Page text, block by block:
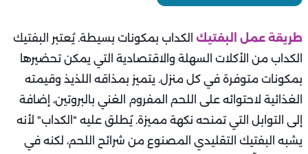
طريقة عمل البفتيك الكداب بمكونات بسيطة. يُعتبر البفتيك
الكداب من الأكلات السهلة والاقتصادية التي يمكن تحضيرها
بمكونات متوفرة في كل منزل. يتميز بمذاقه اللذيذ وقيمته
الغذائية لاحتوائه على اللحم المفروم الغني بالبروتين، إضافة
إلى التوابل التي تمنحه نكهة مميزة. يُطلق عليه "الكداب" لأنه
يشبه البفتيك التقليدي المصنوع من شرائح اللحم، لكنه في